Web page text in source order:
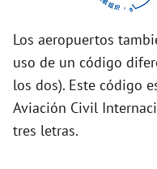
Los aeropuertos
uso de un código
los dos). Este código
Aviación Civil
tres letras.